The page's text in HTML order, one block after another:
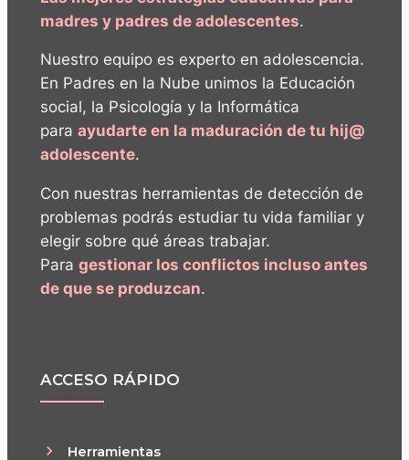
madres y padres de adolescentes.
Nuestro equipo es experto en adolescencia.
En Padres en la Nube unimos la Educación
social, la Psicología y la Informática
para ayudarte en la maduración de tu hij@
adolescente.
Con nuestras herramientas de detección de
problemas podrás estudiar tu vida familiar y
elegir sobre qué áreas trabajar.
Para gestionar los conflictos incluso antes
de que se produzcan.
ACCESO RÁPIDO
Herramientas